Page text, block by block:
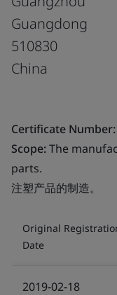
Guangdong
510830
China
Certificate Number:
Scope:The
parts.
注塑产品的制造。
Original
Date
2019-02-18